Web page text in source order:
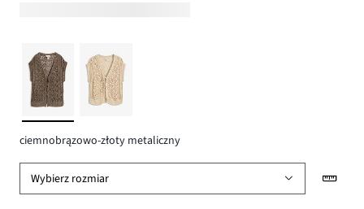
ciemnobrązowo-złoty metaliczny
Wybierz rozmiar